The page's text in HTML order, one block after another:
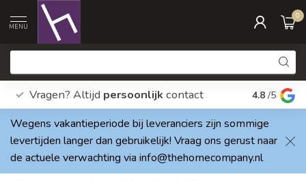
MENU
0
Vragen? Altijd persoonlijk contact Elke dag
4.8 /5
Wegens vakantieperiode bij leveranciers zijn sommige
levertijden langer dan gebruikelijk! Vraag ons gerust naar
de actuele verwachting via info@thehomecompany.nl